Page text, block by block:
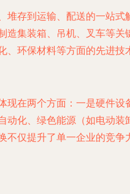
堆存到运输、配送的一站
造集装箱、吊机、叉车等
环保材料等方面的先进技
现在两个方面：一是硬件
动化、绿色能源（如电动
不仅提升了单一企业的竞